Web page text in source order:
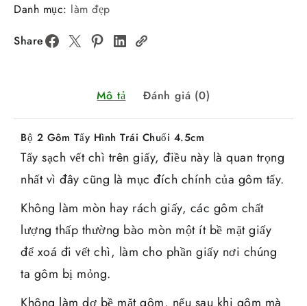
Danh mục: làm đẹp
Share
Mô tả Đánh giá (0)
Bộ 2 Gôm Tẩy Hình Trái Chuối 4.5cm
Tẩy sạch vết chì trên giấy, điều này là quan trọng
nhất vì đây cũng là mục đích chính của gôm tẩy.
Không làm mòn hay rách giấy, các gôm chất
lượng thấp thường bào mòn một ít bề mặt giấy
để xoá đi vết chì, làm cho phần giấy nơi chúng
ta gôm bị mỏng.